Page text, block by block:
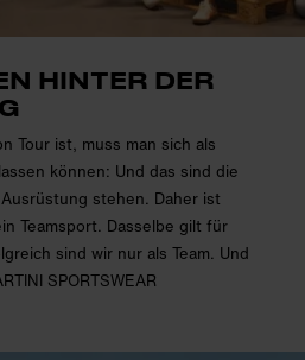
HINTER DER
Tour ist, muss man sich als
können: Und das sind die
stehen. Daher ist
Teamsport. Dasselbe gilt für
sind wir nur als Team. Und
SPORTSWEAR